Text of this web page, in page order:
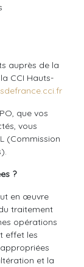
auprès de la
CCI Hauts-
que vos
vous
(Commission
?
en œuvre
traitement
opérations
effet les
et la